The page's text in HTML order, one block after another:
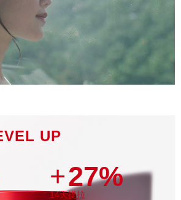
UP
+27%
14天提拉